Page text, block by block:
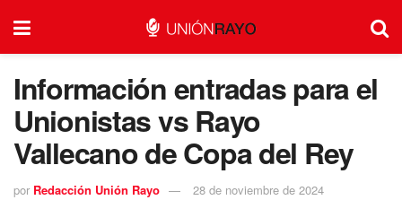
Información entradas para el
Unionistas vs Rayo
Vallecano de Copa del Rey
por Redacción Unión Rayo 28 de noviembre de 2024